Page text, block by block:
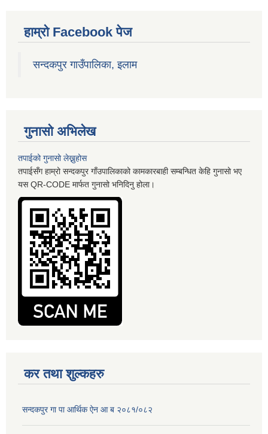
हाम्रो Facebook पेज
सन्दकपुर गाउँपालिका, इलाम
गुनासो अभिलेख
तपाईको गुनासो लेख्नुहोस
तपाईसँग हाम्रो सन्दकपुर गाँउपालिकाको कामकारबाही सम्बन्धित केहि गुनासो भए
यस QR-CODE मार्फत गुनासो भनिदिनु होला।
कर तथा शुल्कहरु
सन्दकपुर गा पा आर्थिक ऐन आ ब २०८१/०८२